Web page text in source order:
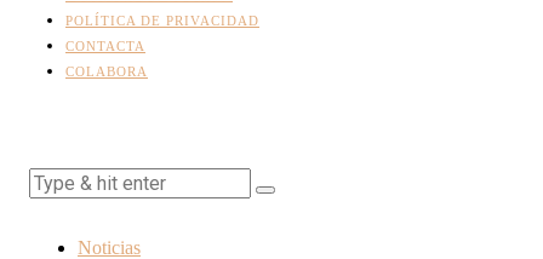
POLÍTICA DE PRIVACIDAD
CONTACTA
COLABORA
Noticias